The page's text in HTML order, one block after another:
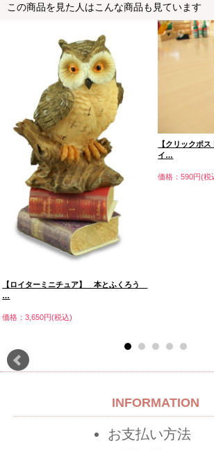
この商品を見た人はこんな商品も見ています
【ロイターミニチュア】 本とふくろう
…
価格：3,650円(税込)
【クリックポ
イ…
価格：590円(税
INFORMATION
お支払い方法